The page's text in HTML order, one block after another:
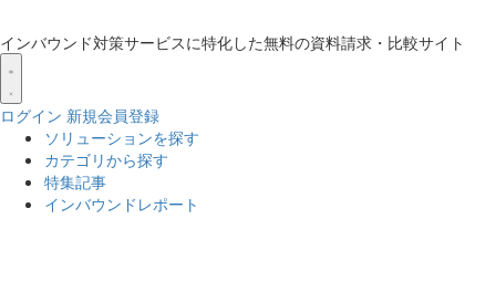
インバウンド対策サービスに特化した無料の資料請求・比較サイト
ログイン 新規会員登録
ソリューションを探す
カテゴリから探す
特集記事
インバウンドレポート